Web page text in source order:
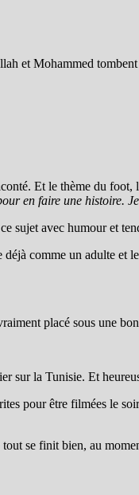
et Mohammed
Et le thème du
en faire une histoire.
avec humour et
déjà comme un adulte et
placé sous une
sur la Tunisie. Et
pour être filmées le
se finit bien, au